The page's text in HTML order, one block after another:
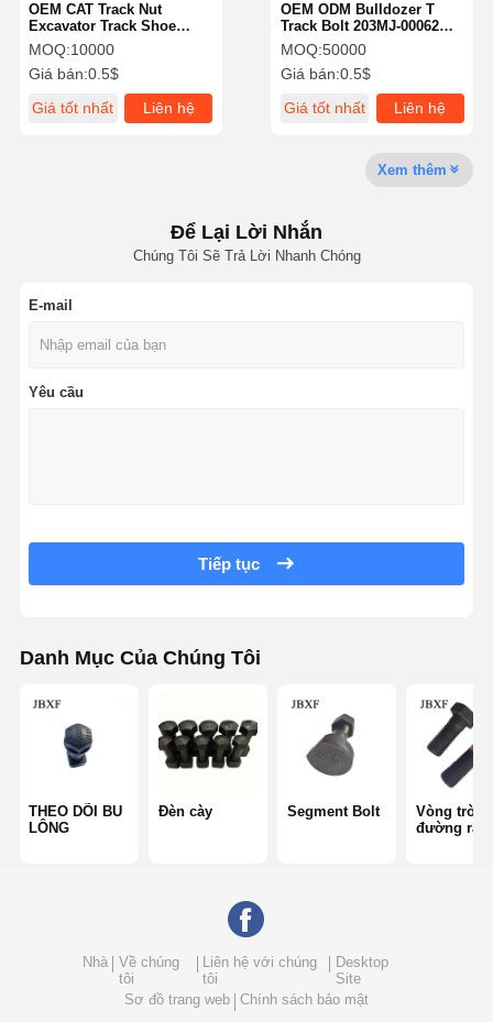
Về Chúng
Chuyến
Kiểm Soát
Liên Hệ Với
Bucket Pin Bolt
Bolt răng xô
Bu lông và đai ốc
Theo dõi bu lông giày
OEM ODM Bulldozer T
Track Bolt 203MJ-00062
Bolt Roller Shoe Cho
SHANTUI SD16 SD22 SD32
MOQ:50000
Giá bán:0.5$
Giá tốt nhất
Liên hệ
OEM CAT Track Nut
Excavator Track Shoe
Bolts And Nuts 7H3597
1M1408 Track Square Nut
MOQ:10000
Giá bán:0.5$
Giá tốt nhất
Liên hệ
Xem thêm
Để Lại Lời Nhắn
Chúng Tôi Sẽ Trả Lời Nhanh Chóng
E-mail
Yêu cầu
Tiếp tục
Danh Mục Của Chúng Tôi
THEO DÕI BU
LÔNG
Đèn cày Segment Bolt
Vòng tròn
đường ray
Nhà
Về chúng
tôi
Liên hệ với chúng
tôi
Desktop
Site
Sơ đồ trang web
Chính sách bảo mật